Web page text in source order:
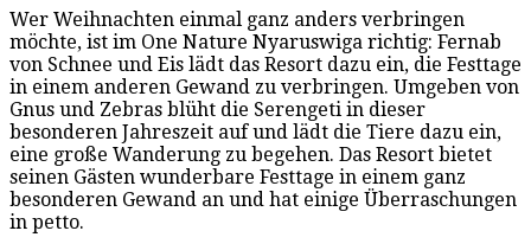
Wer Weihnachten einmal ganz anders verbringen
möchte, ist im One Nature Nyaruswiga richtig: Fernab
von Schnee und Eis lädt das Resort dazu ein, die Festtage
in einem anderen Gewand zu verbringen. Umgeben von
Gnus und Zebras blüht die Serengeti in dieser
besonderen Jahreszeit auf und lädt die Tiere dazu ein,
eine große Wanderung zu begehen. Das Resort bietet
seinen Gästen wunderbare Festtage in einem ganz
besonderen Gewand an und hat einige Überraschungen
in petto.